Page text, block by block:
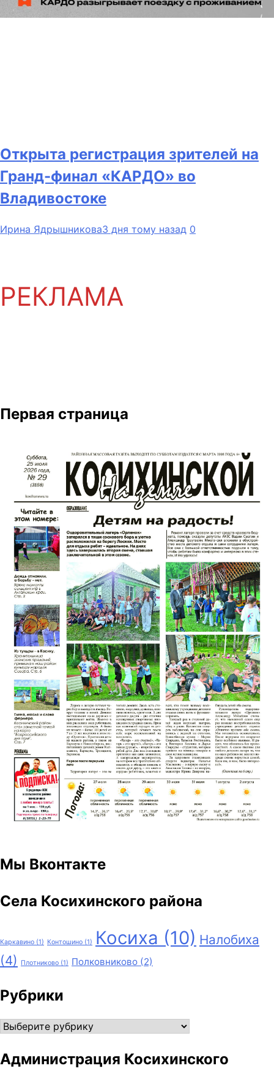
Открыта регистрация зрителей на
Гранд-финал «КАРДО» во
Владивостоке
Ирина Ядрышникова3 дня тому назад 0
РЕКЛАМА
Первая страница
Мы Вконтакте
Села Косихинского района
Каркавино (1) Контошино (1) Косиха (10) Налобиха
(4)
Плотниково (1) Полковниково (2)
Рубрики
Рубрики
Администрация Косихинского